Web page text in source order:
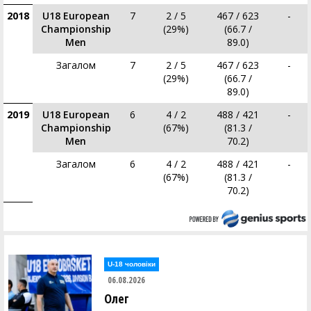
2018
U18 European
Championship
Men
7
2 / 5
(29%)
467 / 623
(66.7 /
89.0)
-
Загалом 7
2 / 5
(29%)
467 / 623
(66.7 /
89.0)
-
2019
U18 European
Championship
Men
6
4 / 2
(67%)
488 / 421
(81.3 /
70.2)
-
Загалом 6
4 / 2
(67%)
488 / 421
(81.3 /
70.2)
-
U-18 чоловіки
06.08.2026
Олег